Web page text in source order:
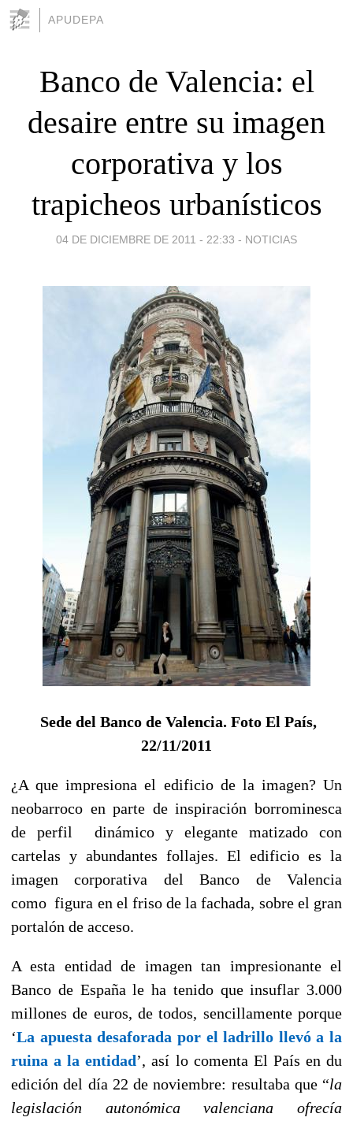
APUDEPA
Banco de Valencia: el
desaire entre su imagen
corporativa y los
trapicheos urbanísticos
04 DE DICIEMBRE DE 2011 - 22:33 - NOTICIAS
Sede del Banco de Valencia. Foto El País,
22/11/2011
¿A que impresiona el edificio de la imagen? Un
neobarroco en parte de inspiración borrominesca
de perfil dinámico y elegante matizado con
cartelas y abundantes follajes. El edificio es la
imagen corporativa del Banco de Valencia
como figura en el friso de la fachada, sobre el gran
portalón de acceso.
A esta entidad de imagen tan impresionante el
Banco de España le ha tenido que insuflar 3.000
millones de euros, de todos, sencillamente porque
‘La apuesta desaforada por el ladrillo llevó a la
ruina a la entidad’, así lo comenta El País en du
edición del día 22 de noviembre: resultaba que “la
legislación autonómica valenciana ofrecía